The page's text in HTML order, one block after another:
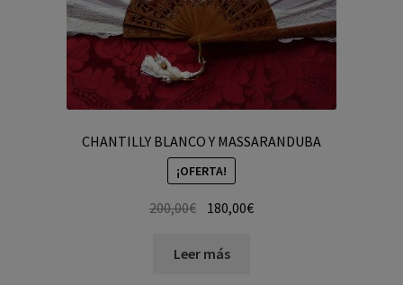
CHANTILLY BLANCO Y MASSARANDUBA
¡OFERTA!
200,00€ 180,00€
Leer más